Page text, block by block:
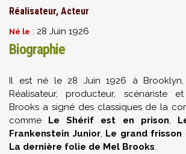
Réalisateur, Acteur
Né le : 28 Juin 1926
Biographie
Il est né le 28 Juin 1926 à Brooklyn,
Réalisateur, producteur, scénariste
Brooks a signé des classiques de la
comme Le Shérif est en prison,
Frankenstein Junior, Le grand frisson
La dernière folie de Mel Brooks.